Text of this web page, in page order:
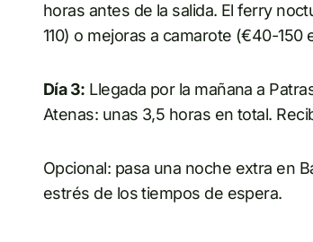
horas antes de la salida. El ferry
110) o mejoras a camarote (€40-150
Día 3: Llegada por la mañana a
Atenas: unas 3,5 horas en total.
Opcional: pasa una noche extra en
estrés de los tiempos de espera.